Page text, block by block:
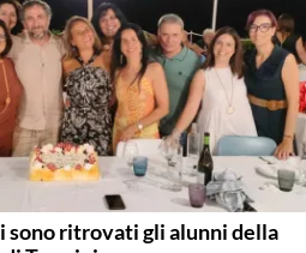
sono ritrovati gli alunni della